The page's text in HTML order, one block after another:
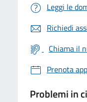
Leggi le
Richiedi
Chiama il
Prenota
Problemi in